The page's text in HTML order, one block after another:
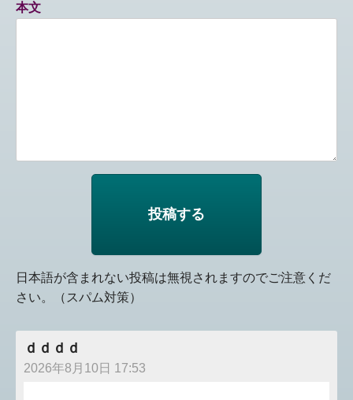
本文
日本語が含まれない投稿は無視されますのでご注意くだ
さい。（スパム対策）
ｄｄｄｄ
2026年8月10日 17:53